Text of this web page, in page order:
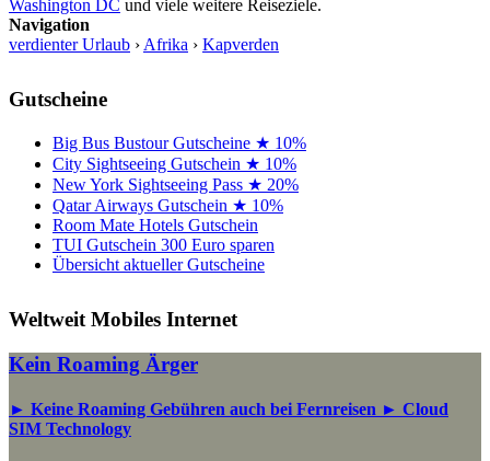
Washington DC und viele weitere Reiseziele.
Navigation
verdienter Urlaub ›Afrika › Kapverden
Gutscheine
Big Bus Bustour Gutscheine ★ 10%
City Sightseeing Gutschein ★ 10%
New York Sightseeing Pass ★ 20%
Qatar Airways Gutschein ★ 10%
Room Mate Hotels Gutschein
TUI Gutschein 300 Euro sparen
Übersicht aktueller Gutscheine
Weltweit Mobiles Internet
Kein Roaming Ärger
► Keine Roaming Gebühren auch bei Fernreisen ► Cloud
SIM Technology